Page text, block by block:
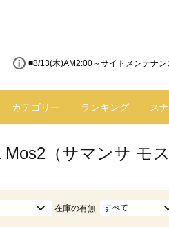
■8/13(木)AM2:00～サイトメンテナ
カテゴリー ランキング ス
Mos2（サマンサ モ
在庫の有無 すべて